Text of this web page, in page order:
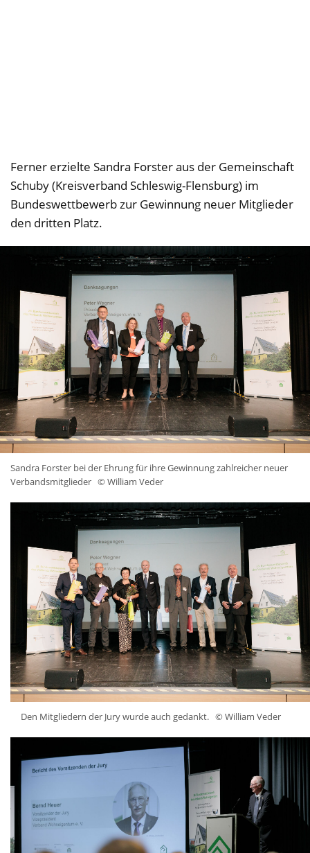
Ferner erzielte Sandra Forster aus der Gemeinschaft
Schuby (Kreisverband Schleswig-Flensburg) im
Bundeswettbewerb zur Gewinnung neuer Mitglieder
den dritten Platz.
Sandra Forster bei der Ehrung für ihre Gewinnung zahlreicher neuer
Verbandsmitglieder © William Veder
Den Mitgliedern der Jury wurde auch gedankt. © William Veder